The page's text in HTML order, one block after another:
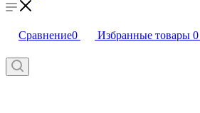
Сравнение0 Избранные товары 0